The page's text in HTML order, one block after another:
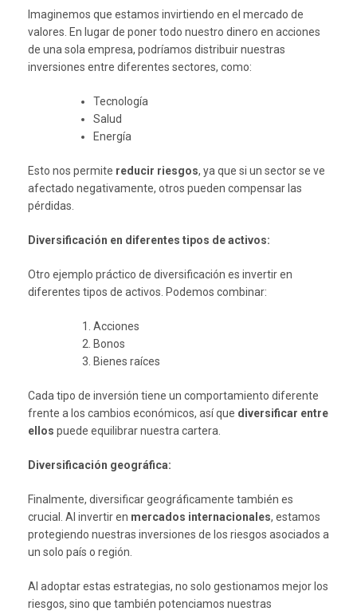
Imaginemos que estamos invirtiendo en el mercado de
valores. En lugar de poner todo nuestro dinero en acciones
de una sola empresa, podríamos distribuir nuestras
inversiones entre diferentes sectores, como:
Tecnología
Salud
Energía
Esto nos permite reducir riesgos, ya que si un sector se ve
afectado negativamente, otros pueden compensar las
pérdidas.
Diversificación en diferentes tipos de activos:
Otro ejemplo práctico de diversificación es invertir en
diferentes tipos de activos. Podemos combinar:
Acciones
Bonos
Bienes raíces
Cada tipo de inversión tiene un comportamiento diferente
frente a los cambios económicos, así que diversificar entre
ellos puede equilibrar nuestra cartera.
Diversificación geográfica:
Finalmente, diversificar geográficamente también es
crucial. Al invertir en mercados internacionales, estamos
protegiendo nuestras inversiones de los riesgos asociados a
un solo país o región.
Al adoptar estas estrategias, no solo gestionamos mejor los
riesgos, sino que también potenciamos nuestras